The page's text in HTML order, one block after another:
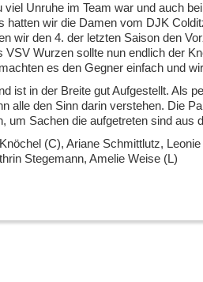
Unruhe im Team war und auch
hatten wir die Damen vom DJK
wir den 4. der letzten Saison den
Wurzen sollte nun endlich der
es den Gegner einfach und
ist in der Breite gut Aufgestellt. Als
alle den Sinn darin verstehen. Die
um Sachen die aufgetreten sind aus
(C), Ariane Schmittlutz,
Stegemann, Amelie Weise (L)